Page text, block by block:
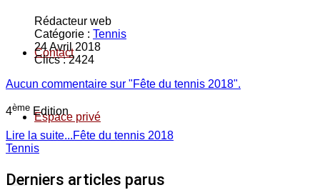
Contact
Espace privé
Rédacteur web
Catégorie : Tennis
24 Avril 2018
Clics : 2424
Aucun commentaire sur "Fête du tennis 2018".
4ème Edition
Lire la suite...Fête du tennis 2018
Tennis
Derniers articles parus